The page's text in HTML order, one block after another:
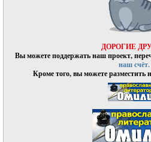
ДОРОГИЕ
Вы можете поддержать наш проект,
наш счёт.
Кроме того, вы можете разместить